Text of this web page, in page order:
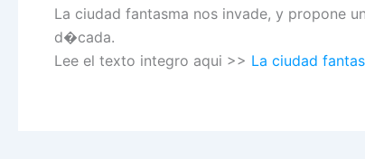
La ciudad fantasma nos invade, y propone
d�cada.
Lee el texto integro aqui >> La ciudad